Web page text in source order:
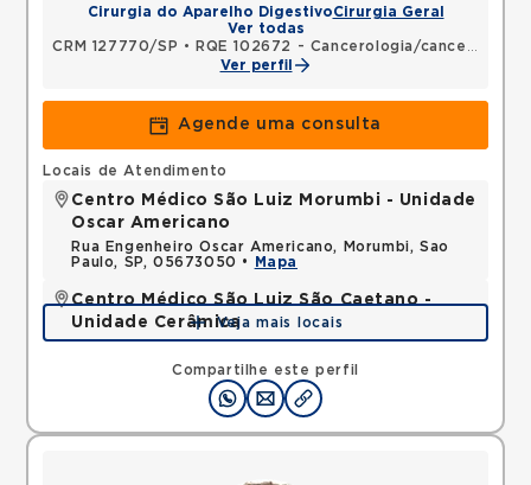
Cirurgia do Aparelho DigestivoCirurgia Geral
Ver todas
CRM 127770/SP •
RQE 102672 - Cancerologia/cancerologia cirúrgica
Ver perfil
Agende uma consulta
Compartilhe este perfil
Locais de Atendimento
Centro Médico São Luiz Morumbi - Unidade
Oscar Americano
Rua Engenheiro Oscar Americano, Morumbi, Sao
Paulo, SP, 05673050 •
Mapa
Centro Médico São Luiz São Caetano -
Unidade Cerâmica
Alameda Caulim, Ceramica, Sao Caetano do Sul,
SP, 09531195 •
Veja mais locais